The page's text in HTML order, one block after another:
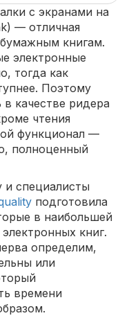
с экранами на
— отличная
бумажным книгам.
электронные
тогда как
Поэтому
качестве ридера
чтения
функционал —
полноценный
и специалисты
подготовила
в наибольшей
книг.
определим,
или
времени